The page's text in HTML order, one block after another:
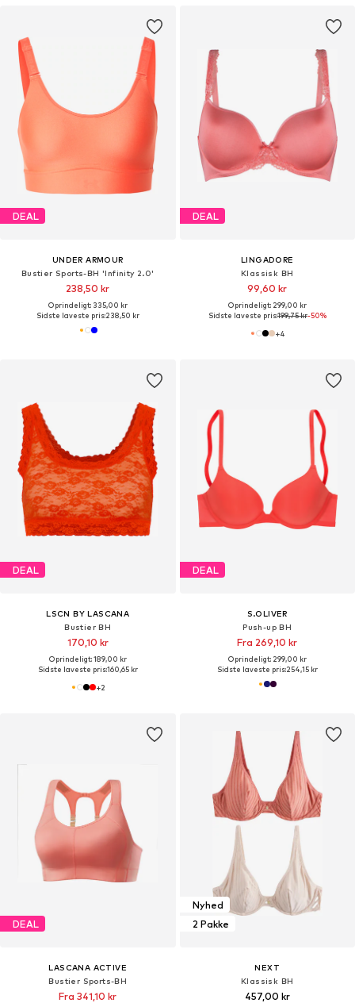
DEAL
UNDER ARMOUR
Bustier Sports-BH 'Infinity 2.0'
238,50 kr
Oprindeligt: 335,00 kr
Sidste laveste pris:238,50 kr
DEAL
LINGADORE
Klassisk BH
99,60 kr
Oprindeligt: 299,00 kr
Sidste laveste pris:199,75 kr-50%
+4
DEAL
LSCN BY LASCANA
Bustier BH
170,10 kr
Oprindeligt: 189,00 kr
Sidste laveste pris:160,65 kr
+2
DEAL
S.OLIVER
Push-up BH
Fra 269,10 kr
Oprindeligt: 299,00 kr
Sidste laveste pris:254,15 kr
DEAL
LASCANA ACTIVE
Bustier Sports-BH
Fra 341,10 kr
Nyhed
2 Pakke
NEXT
Klassisk BH
457,00 kr